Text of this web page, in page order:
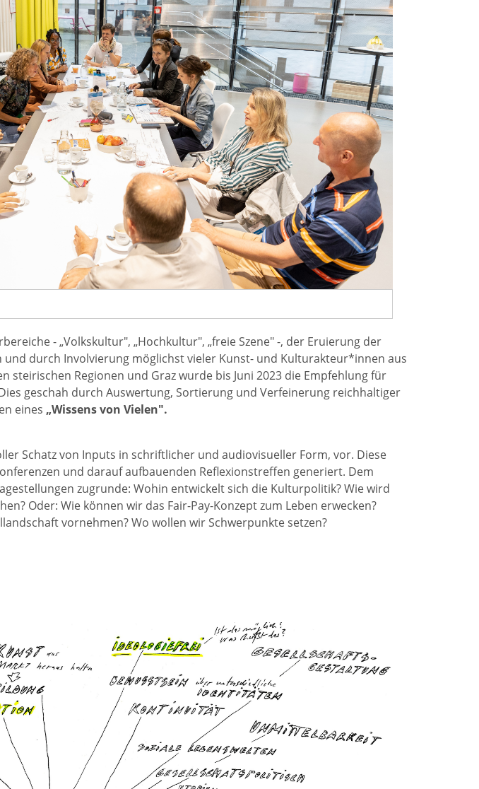
- „Volkskultur", „Hochkultur", „freie Szene" -, der Eruierung der
und durch Involvierung möglichst vieler Kunst- und Kulturakteur*innen aus
steirischen Regionen und Graz wurde bis Juni 2023 die Empfehlung für
geschah durch Auswertung, Sortierung und Verfeinerung reichhaltiger
eines „Wissens von Vielen".
Schatz von Inputs in schriftlicher und audiovisueller Form, vor. Diese
und darauf aufbauenden Reflexionstreffen generiert. Dem
zugrunde: Wohin entwickelt sich die Kulturpolitik? Wie wird
Oder: Wie können wir das Fair-Pay-Konzept zum Leben erwecken?
vornehmen? Wo wollen wir Schwerpunkte setzen?